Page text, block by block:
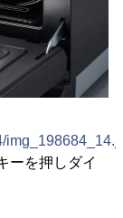
ーを押しダイ